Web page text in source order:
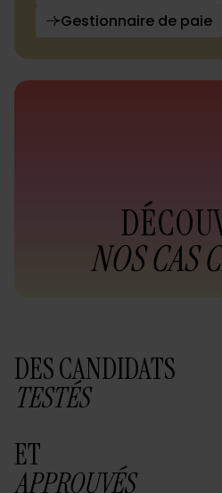
Gestionnaire de paie
NOS CAS
DES CANDIDATS
TESTÉS
ET
APPROUVÉS